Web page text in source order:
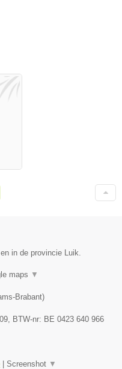
in de provincie Luik.
maps ▼
Brabant)
, BTW-nr: BE 0423 640 966
| Screenshot ▼